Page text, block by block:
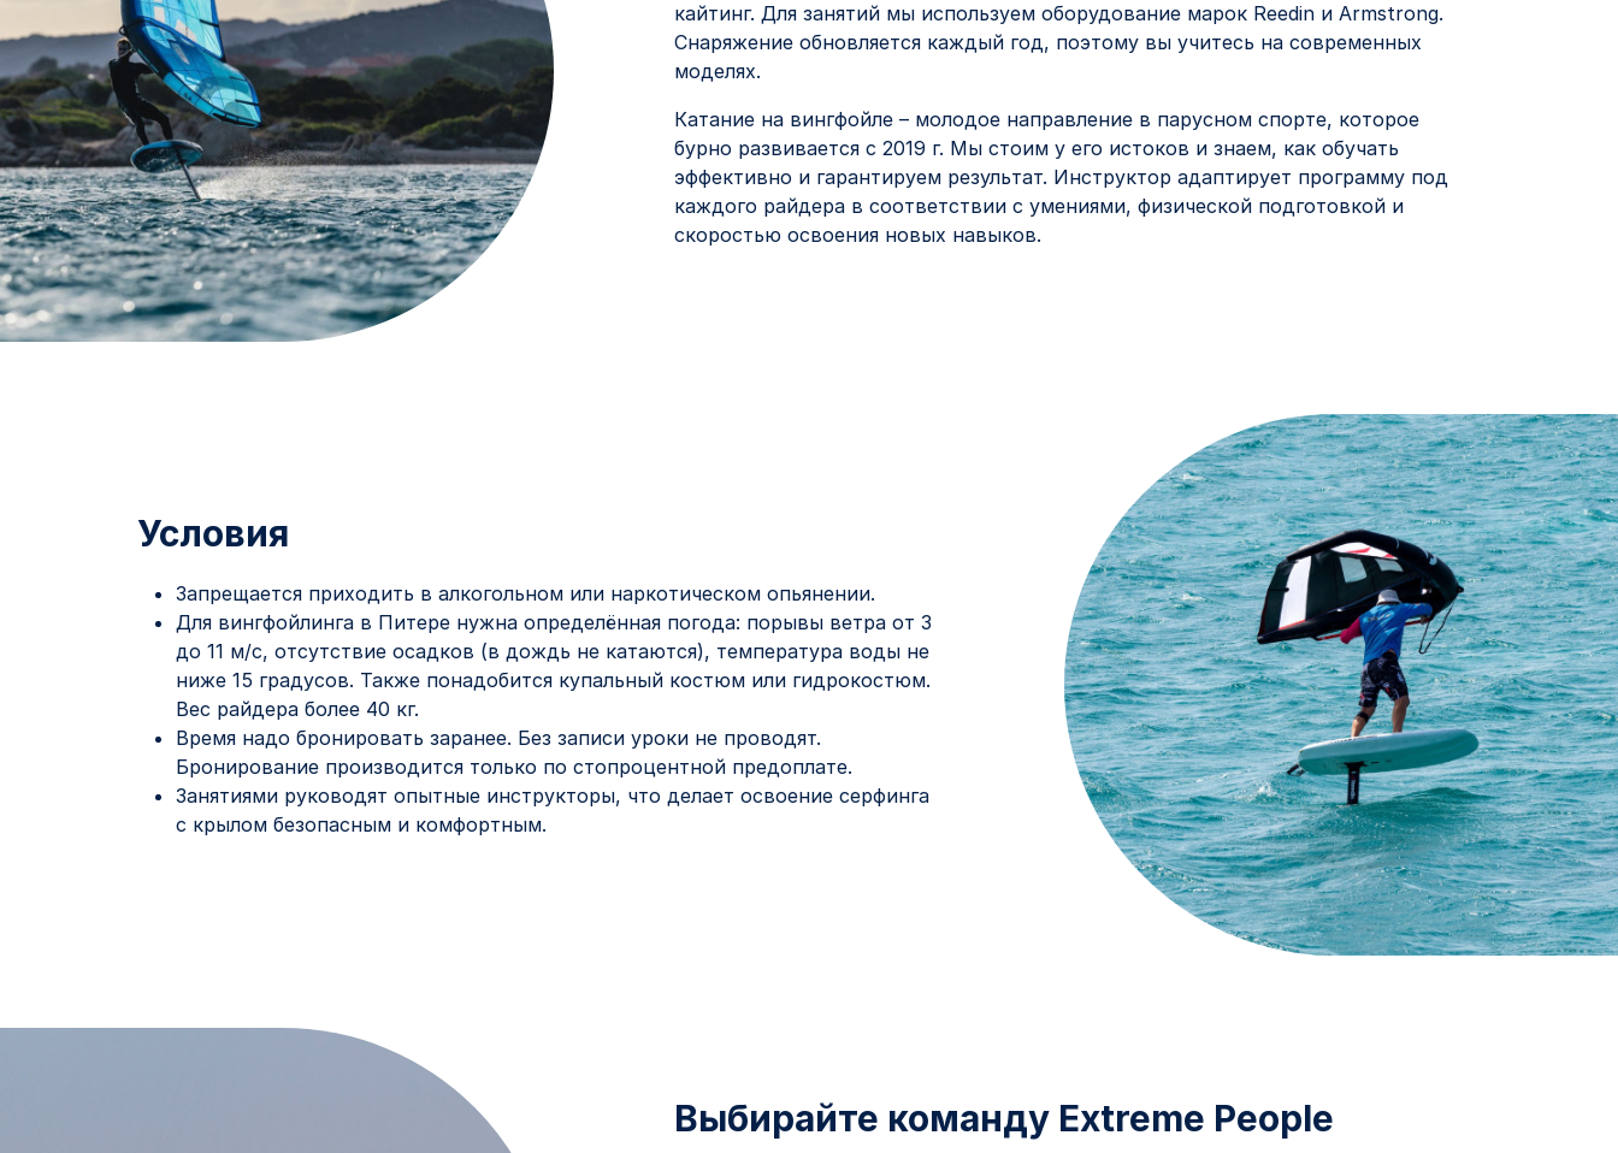
кайтинг. Для занятий мы используем оборудование марок Reedin и Armstrong.
Снаряжение обновляется каждый год, поэтому вы учитесь на современных
моделях.
Катание на вингфойле – молодое направление в парусном спорте, которое
бурно развивается с 2019 г. Мы стоим у его истоков и знаем, как обучать
эффективно и гарантируем результат. Инструктор адаптирует программу под
каждого райдера в соответствии с умениями, физической подготовкой и
скоростью освоения новых навыков.
Условия
Запрещается приходить в алкогольном или наркотическом опьянении.
Для вингфойлинга в Питере нужна определённая погода: порывы ветра от 3
до 11 м/с, отсутствие осадков (в дождь не катаются), температура воды не
ниже 15 градусов. Также понадобится купальный костюм или гидрокостюм.
Вес райдера более 40 кг.
Время надо бронировать заранее. Без записи уроки не проводят.
Бронирование производится только по стопроцентной предоплате.
Занятиями руководят опытные инструкторы, что делает освоение серфинга
с крылом безопасным и комфортным.
Выбирайте команду Extreme People